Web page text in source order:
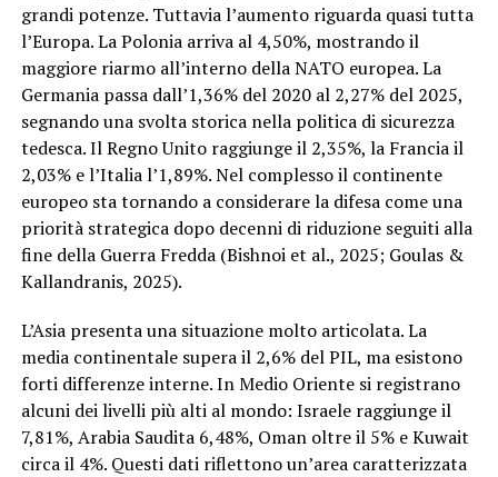
grandi potenze. Tuttavia l’aumento riguarda quasi tutta
l’Europa. La Polonia arriva al 4,50%, mostrando il
maggiore riarmo all’interno della NATO europea. La
Germania passa dall’1,36% del 2020 al 2,27% del 2025,
segnando una svolta storica nella politica di sicurezza
tedesca. Il Regno Unito raggiunge il 2,35%, la Francia il
2,03% e l’Italia l’1,89%. Nel complesso il continente
europeo sta tornando a considerare la difesa come una
priorità strategica dopo decenni di riduzione seguiti alla
fine della Guerra Fredda (Bishnoi et al., 2025; Goulas &
Kallandranis, 2025).
L’Asia presenta una situazione molto articolata. La
media continentale supera il 2,6% del PIL, ma esistono
forti differenze interne. In Medio Oriente si registrano
alcuni dei livelli più alti al mondo: Israele raggiunge il
7,81%, Arabia Saudita 6,48%, Oman oltre il 5% e Kuwait
circa il 4%. Questi dati riflettono un’area caratterizzata